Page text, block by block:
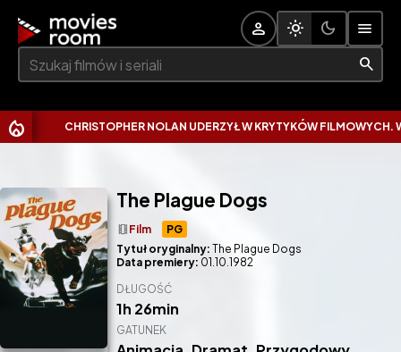
Szukaj:
CHRISTOPHER NOLAN UDERZYŁ W KRYTYKÓW FILMOWYCH.
The Plague Dogs
PG
theaters Film
Tytuł oryginalny: The Plague Dogs
Data premiery: 01.10.1982
DŁUGOŚĆ
1h 26min
GATUNEK